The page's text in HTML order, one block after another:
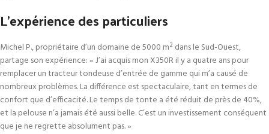
L’expérience des particuliers
Michel P., propriétaire d’un domaine de 5000 m² dans le Sud-Ouest,
partage son expérience: « J’ai acquis mon X350R il y a quatre ans pour
remplacer un tracteur tondeuse d’entrée de gamme qui m’a causé de
nombreux problèmes. La différence est spectaculaire, tant en termes de
confort que d’efficacité. Le temps de tonte a été réduit de près de 40%,
et la pelouse n’a jamais été aussi belle. C’est un investissement conséquent
que je ne regrette absolument pas. »